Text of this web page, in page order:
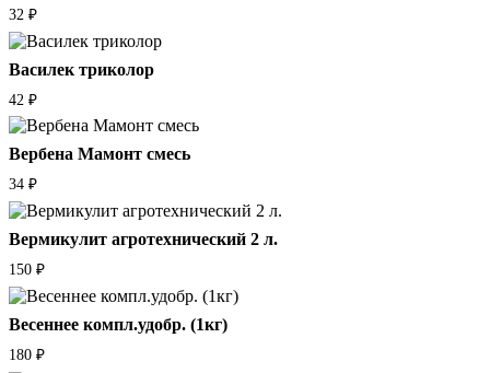
32 ₽
Василек триколор
42 ₽
Вербена Мамонт смесь
34 ₽
Вермикулит агротехнический 2 л.
150 ₽
Весеннее компл.удобр. (1кг)
180 ₽